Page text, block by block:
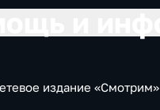
издание «Смотрим»